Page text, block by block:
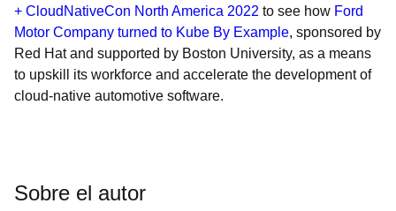
+ CloudNativeCon North America 2022 to see how Ford
Motor Company turned to Kube By Example, sponsored by
Red Hat and supported by Boston University, as a means
to upskill its workforce and accelerate the development of
cloud-native automotive software.
Sobre el autor